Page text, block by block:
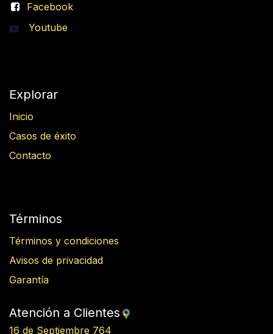
Facebook
Youtube
Explorar
Inicio
Casos de éxito
Contacto
Términos
Términos y condiciones
Avisos de privacidad
Garantía
Atención a Clientes
16 de Septiembre 764